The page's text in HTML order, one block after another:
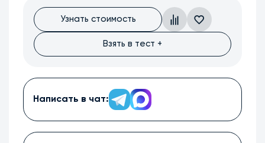
Узнать стоимость
Взять в тест +
Написать в чат: